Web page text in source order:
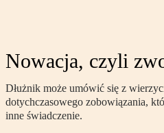
Nowacja, czyli
Dłużnik może umówić się z
dotychczasowego zobowiązania,
inne świadczenie.